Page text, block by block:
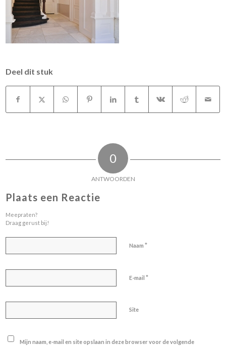
Deel dit stuk
0
ANTWOORDEN
Plaats een Reactie
Meepraten?
Draag gerust bij!
Naam*
E-mail*
Site
Mijn naam, e-mail en site opslaan in deze browser voor de volgende